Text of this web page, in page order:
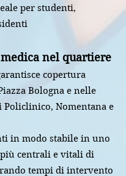
per studenti,
nel quartiere
copertura
Bologna e nelle
Policlinico, Nomentana e
in modo stabile in uno
centrali e vitali di
tempi di intervento